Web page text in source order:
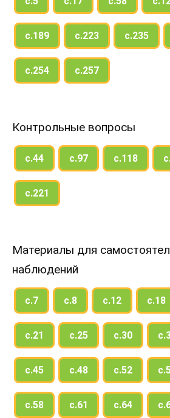
с.189 с.223 с.235
с.254 с.257
Контрольные вопросы
с.44 с.97 с.118
с.221
Материалы для
наблюдений
с.7 с.8 с.12 с.18
с.21 с.25 с.30
с.45 с.48 с.52
с.58 с.61 с.64